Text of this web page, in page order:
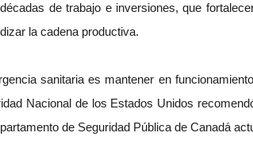
de trabajo e inversiones, que
la cadena productiva.
sanitaria es mantener en
Nacional de los Estados Unidos
de Seguridad Pública de Canadá